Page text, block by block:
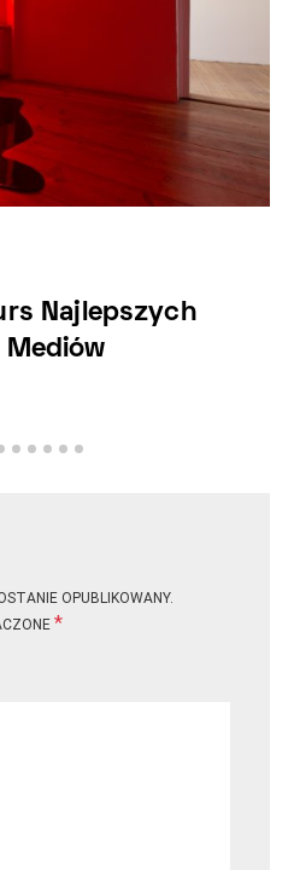
Najlepszych
Mediów
OPUBLIKOWANY.
*